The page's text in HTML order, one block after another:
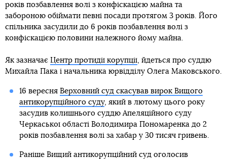
років позбавлення волі з конфіскацією майна та
забороною обіймати певні посади протягом 3 років. Його
спільника засудили до 6 років позбавлення волі з
конфіскацією половини належного йому майна.
Як зазначає Центр протидії корупції, йдеться про суддю
Михайла Пака і начальника юрвідділу Олега Маковського.
16 вересня Верховний суд скасував вирок Вищого
антикорупційного суду, який в лютому цього року
засудив колишнього суддю Апеляційного суду
Черкаської області Володимира Пономаренка до 2
років позбавлення волі за хабар у 30 тисяч гривень.
Раніше Вищий антикорупційний суд оголосив